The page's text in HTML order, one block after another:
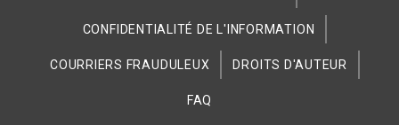
CONFIDENTIALITÉ DE L'INFORMATION
COURRIERS FRAUDULEUX DROITS D'AUTEUR
FAQ